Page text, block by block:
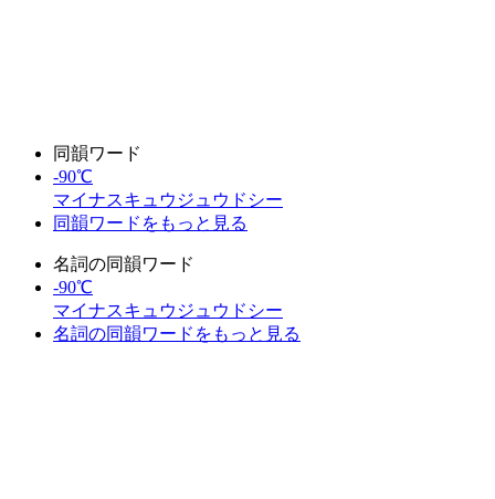
同韻ワード
-90℃
マイナスキュウジュウドシー
同韻ワードをもっと見る
名詞の同韻ワード
-90℃
マイナスキュウジュウドシー
名詞の同韻ワードをもっと見る